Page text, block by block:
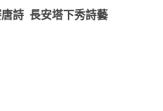
詩 長安塔下秀詩藝